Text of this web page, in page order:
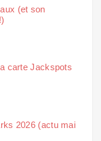
(et son
carte Jackspots
2026 (actu mai